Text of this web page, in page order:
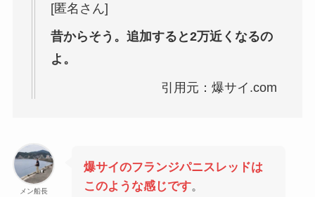
[匿名さん]
昔からそう。追加すると2万近くなるの
よ。
引用元：爆サイ.com
メン船長
爆サイのフランジパニスレッドは
このような感じです。